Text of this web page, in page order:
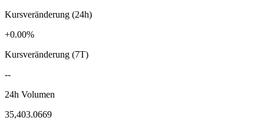
Kursveränderung (24h)
+0.00%
Kursveränderung (7T)
--
24h Volumen
35,403.0669